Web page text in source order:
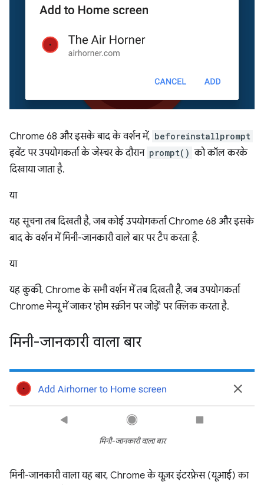
Chrome 68 और इसके बाद के वर्शन में, beforeinstallprompt
इवेंट पर उपयोगकर्ता के जेस्चर के दौरान prompt() को कॉल करके
दिखाया जाता है.
या
यह सूचना तब दिखती है, जब कोई उपयोगकर्ता Chrome 68 और इसके
बाद के वर्शन में मिनी-जानकारी वाले बार पर टैप करता है.
या
यह कुकी, Chrome के सभी वर्शन में तब दिखती है, जब उपयोगकर्ता
Chrome मेन्यू में जाकर 'होम स्क्रीन पर जोड़ें' पर क्लिक करता है.
मिनी-जानकारी वाला बार
मिनी-जानकारी वाला बार
मिनी-जानकारी वाला यह बार, Chrome के यूज़र इंटरफ़ेस (यूआई) का